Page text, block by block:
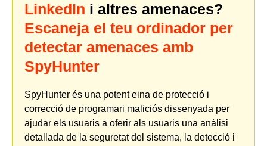
LinkedIn i altres amenaces?
Escaneja el teu ordinador per
detectar amenaces amb
SpyHunter
SpyHunter és una potent eina de protecció i
correcció de programari maliciós dissenyada per
ajudar els usuaris a oferir als usuaris una anàlisi
detallada de la seguretat del sistema, la detecció i